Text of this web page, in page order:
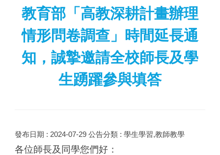
教育部「高教深耕計畫辦理
情形問卷調查」時間延長通
知，誠摯邀請全校師長及學
生踴躍參與填答
發布日期 : 2024-07-29 公告分類 : 學生學習,教師教學
各位師長及同學您們好：